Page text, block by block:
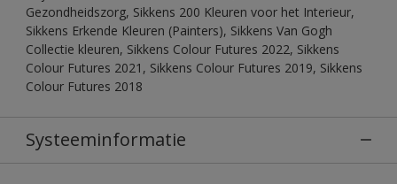
Gezondheidszorg, Sikkens 200 Kleuren voor het Interieur,
Sikkens Erkende Kleuren (Painters), Sikkens Van Gogh
Collectie kleuren, Sikkens Colour Futures 2022, Sikkens
Colour Futures 2021, Sikkens Colour Futures 2019, Sikkens
Colour Futures 2018
Systeeminformatie